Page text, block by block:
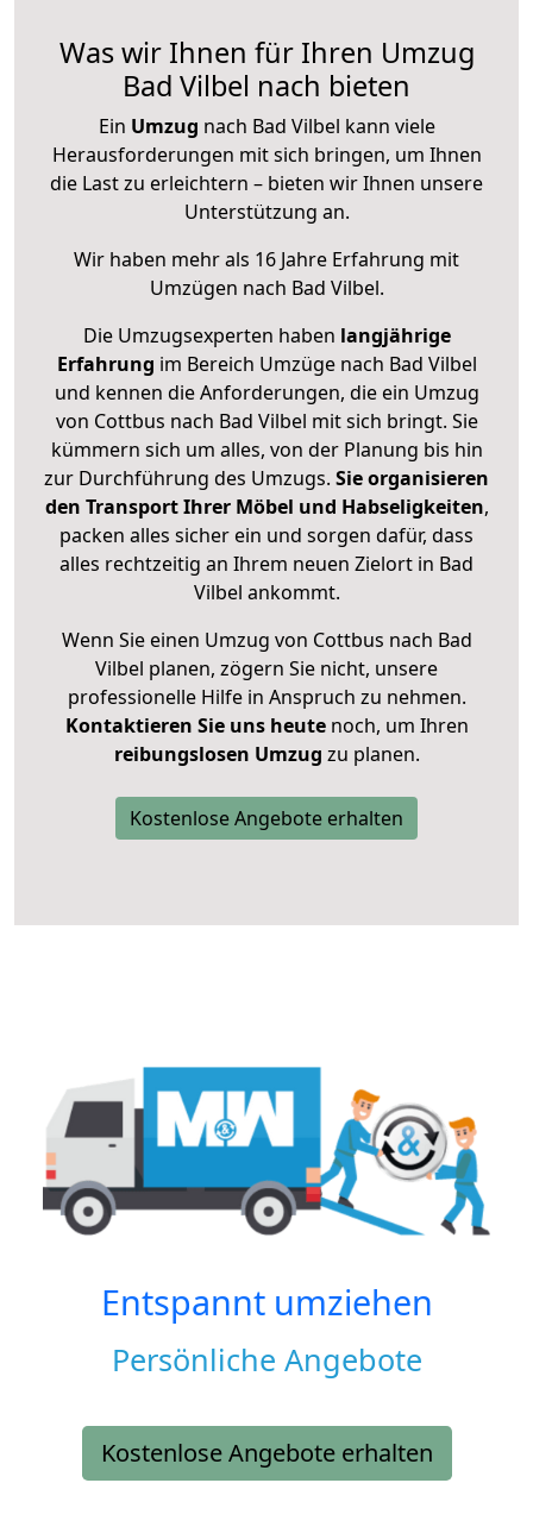
Was wir Ihnen für Ihren Umzug
Bad Vilbel nach bieten
Ein Umzug nach Bad Vilbel kann viele
Herausforderungen mit sich bringen, um Ihnen
die Last zu erleichtern – bieten wir Ihnen unsere
Unterstützung an.
Wir haben mehr als 16 Jahre Erfahrung mit
Umzügen nach Bad Vilbel.
Die Umzugsexperten haben langjährige
Erfahrung im Bereich Umzüge nach Bad Vilbel
und kennen die Anforderungen, die ein Umzug
von Cottbus nach Bad Vilbel mit sich bringt. Sie
kümmern sich um alles, von der Planung bis hin
zur Durchführung des Umzugs. Sie organisieren
den Transport Ihrer Möbel und Habseligkeiten,
packen alles sicher ein und sorgen dafür, dass
alles rechtzeitig an Ihrem neuen Zielort in Bad
Vilbel ankommt.
Wenn Sie einen Umzug von Cottbus nach Bad
Vilbel planen, zögern Sie nicht, unsere
professionelle Hilfe in Anspruch zu nehmen.
Kontaktieren Sie uns heutenoch, um Ihren
reibungslosen Umzug zu planen.
Kostenlose Angebote erhalten
Entspannt umziehen
Persönliche Angebote
Kostenlose Angebote erhalten